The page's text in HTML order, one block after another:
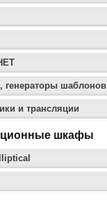
генераторы шаблонов
и трансляции
шкафы